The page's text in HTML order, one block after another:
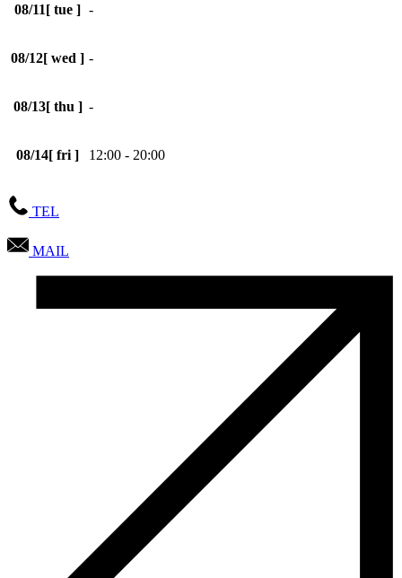
08/11[ tue ] -
08/12[ wed ] -
08/13[ thu ] -
08/14[ fri ] 12:00 - 20:00
TEL
MAIL